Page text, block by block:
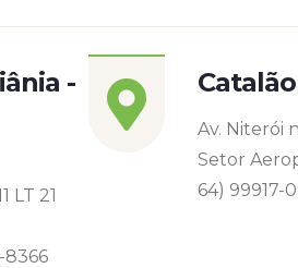
-
LT 21
8366
Av. Niterói
Setor
64) 99917-